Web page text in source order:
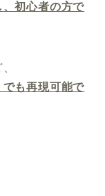
、初心者の方で
も再現可能で